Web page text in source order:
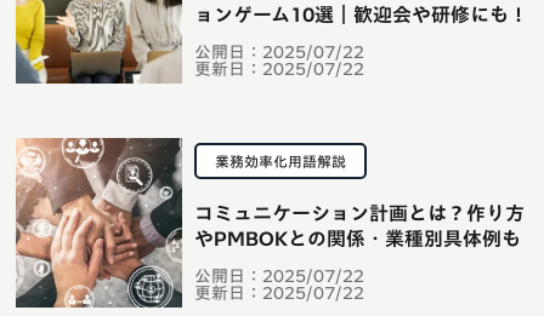
公開日： 2025/07/22
更新日： 2025/07/22
ョンゲーム10選｜歓迎会や研修にも！
業務効率化用語解説
公開日： 2025/07/22
更新日： 2025/07/22
コミュニケーション計画とは？作り方
やPMBOKとの関係・業種別具体例も